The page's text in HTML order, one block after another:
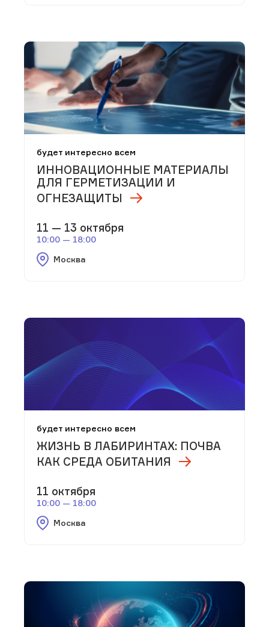
будет интересно всем
ИННОВАЦИОННЫЕ МАТЕРИАЛЫ
ДЛЯ ГЕРМЕТИЗАЦИИ И
ОГНЕЗАЩИТЫ
11 — 13 октября
10:00 — 18:00
Москва
будет интересно всем
ЖИЗНЬ В ЛАБИРИНТАХ: ПОЧВА
КАК СРЕДА ОБИТАНИЯ
11 октября
10:00 — 18:00
Москва